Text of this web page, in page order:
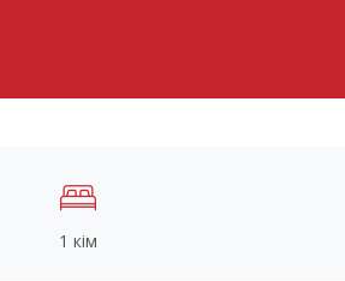
1 кім